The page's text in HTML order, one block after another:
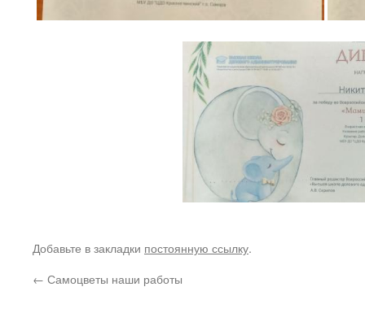
Добавьте в закладки постоянную ссылку.
← Самоцветы наши работы